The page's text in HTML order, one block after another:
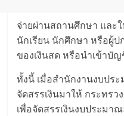
จ่ายผ่านสถานศึกษา และ
นักเรียน นักศึกษา หรือผู้
ของเงินสด หรือนำเข้าบั
ทั้งนี้ เมื่อสำนักงานงบปร
จัดสรรเงินมาให้ กระทร
เพื่อจัดสรรเงินงบประม